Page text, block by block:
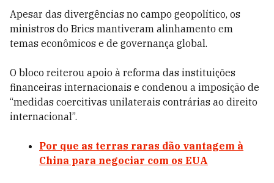
Apesar das divergências no campo geopolítico, os
ministros do Brics mantiveram alinhamento em
temas econômicos e de governança global.
O bloco reiterou apoio à reforma das instituições
financeiras internacionais e condenou a imposição de
“medidas coercitivas unilaterais contrárias ao direito
internacional”.
Por que as terras raras dão vantagem à
China para negociar com os EUA